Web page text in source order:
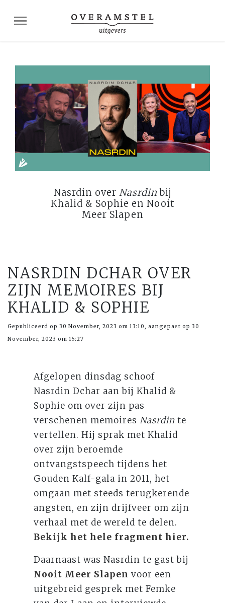
Nasrdin over Nasrdinbij
Khalid & Sophie en Nooit
Meer Slapen
NASRDIN DCHAR OVER
ZIJN MEMOIRES BIJ
KHALID & SOPHIE
Gepubliceerd op 30 November, 2023 om 13:10, aangepast op 30
November, 2023 om 15:27
Afgelopen dinsdag schoof
Nasrdin Dchar aan bij Khalid &
Sophie om over zijn pas
verschenen memoiresNasrdinte
vertellen. Hij sprak met Khalid
over zijn beroemde
ontvangstspeech tijdens het
Gouden Kalf-gala in 2011, het
omgaan met steeds terugkerende
angsten, en zijn drijfveer om zijn
verhaal met de wereld te delen.
Bekijk het hele fragment hier.
Daarnaast was Nasrdin te gast bij
Nooit Meer Slapen voor een
uitgebreid gesprek met Femke